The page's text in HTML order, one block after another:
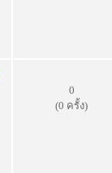
0
(0 ครั้ง)